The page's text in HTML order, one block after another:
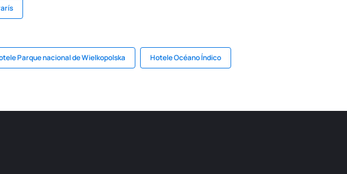
Parque nacional de Wielkopolska Hotele Océano Índico